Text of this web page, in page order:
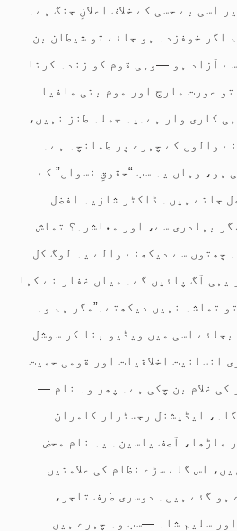
اسی بے حسی کے خلاف اعلانِ جنگ ہے۔
اگر خوفزدہ ہو جائے تو شیطان بن
آزاد ہو —وہی قوم کو زندہ کرتا
عورت مارچ اور موم بتی مافیا
کاری وار ہے۔یہ جملہ طنز نہیں،
والوں کے چہرے پر طمانچہ ہے۔
ہو، وہاں یہ سب “حقوقِ نسواں” کے
جاتے ہیں۔ ڈاکٹر شازیہ افضل
بہادری سے، اور معاشرہ؟ تماش
چھتوں سے دیکھنے والے یہ لوگ کل
یہی آگ پائیں گے۔ میاں غفار نے کہا
تماشہ نہیں دیکھتے۔”مگر ہم وہ
اسی میں ویڈیو بنا کر سوشل
انسانیت اخلاقیات اور قومی حمیت
کی غلام بن چکی ہے۔ پھر وہ نام —
ایڈیشنل رجسٹرار کامران
ماڑھا، آصف یاسین۔ یہ نام محض
اس گلے سڑے نظام کی علامتیں
ہو گئے ہیں۔ دوسری طرف تاجر،
سلیم شاہ —سب وہ چہرے ہیں